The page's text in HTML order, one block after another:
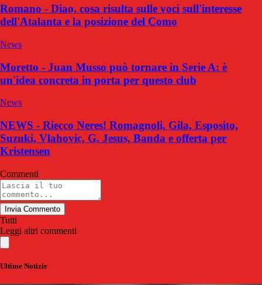
Romano - Diao, cosa risulta sulle voci sull'interesse
dell'Atalanta e la posizione del Como
News
Moretto - Juan Musso può tornare in Serie A: è
un'idea concreta in porta per questo club
News
NEWS - Riecco Neres! Romagnoli, Gila, Esposito,
Suzuki, Vlahovic, G. Jesus, Banda e offerta per
Kristensen
Commenti
Invia Commento
Tutti
Leggi altri commenti
Ultime Notizie